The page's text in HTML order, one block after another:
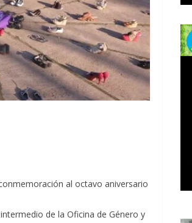
al octavo aniversario
de la Oficina de Género y